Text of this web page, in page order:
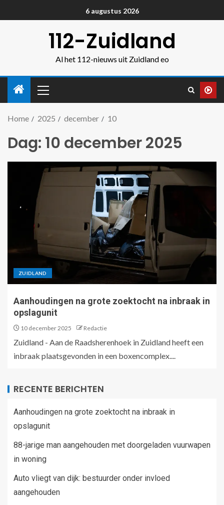
6 augustus 2026
112-Zuidland
Al het 112-nieuws uit Zuidland eo
Home 2025 december 10
Dag: 10 december 2025
ZUIDLAND
Aanhoudingen na grote zoektocht na inbraak in
opslagunit
10 december 2025 Redactie
Zuidland - Aan de Raadsherenhoek in Zuidland heeft een
inbraak plaatsgevonden in een boxencomplex....
RECENTE BERICHTEN
Aanhoudingen na grote zoektocht na inbraak in
opslagunit
88-jarige man aangehouden met doorgeladen vuurwapen
in woning
Auto vliegt van dijk: bestuurder onder invloed
aangehouden